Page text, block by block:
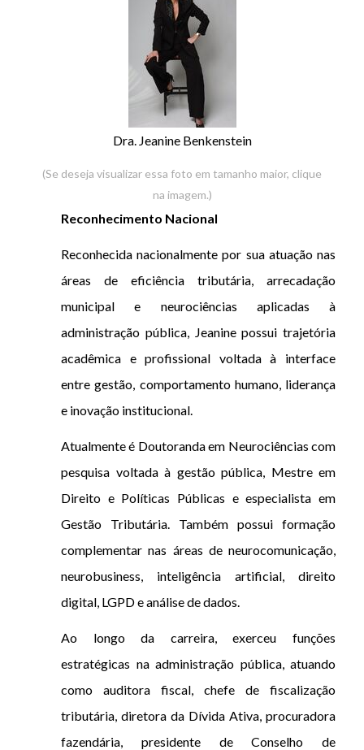
Dra. Jeanine Benkenstein
(Se deseja visualizar essa foto em tamanho maior, clique
na imagem.)
Reconhecimento Nacional
Reconhecida nacionalmente por sua atuação nas
áreas de eficiência tributária, arrecadação
municipal e neurociências aplicadas à
administração pública, Jeanine possui trajetória
acadêmica e profissional voltada à interface
entre gestão, comportamento humano, liderança
e inovação institucional.
Atualmente é Doutoranda em Neurociências com
pesquisa voltada à gestão pública, Mestre em
Direito e Políticas Públicas e especialista em
Gestão Tributária. Também possui formação
complementar nas áreas de neurocomunicação,
neurobusiness, inteligência artificial, direito
digital, LGPD e análise de dados.
Ao longo da carreira, exerceu funções
estratégicas na administração pública, atuando
como auditora fiscal, chefe de fiscalização
tributária, diretora da Dívida Ativa, procuradora
fazendária, presidente de Conselho de